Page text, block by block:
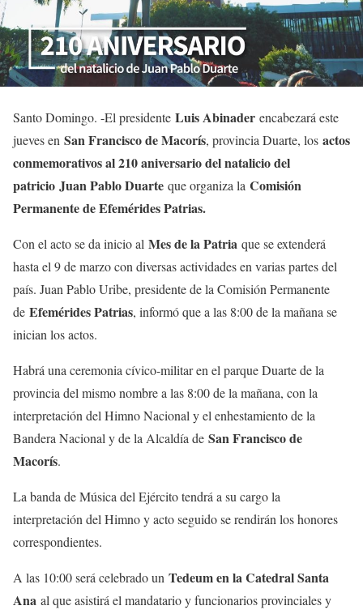
Santo Domingo. -El presidente Luis Abinader encabezará este
jueves en San Francisco de Macorís, provincia Duarte, los actos
conmemorativos al 210 aniversario del natalicio del
patricio Juan Pablo Duarte que organiza la Comisión
Permanente de Efemérides Patrias.
Con el acto se da inicio al Mes de la Patria que se extenderá
hasta el 9 de marzo con diversas actividades en varias partes del
país. Juan Pablo Uribe, presidente de la Comisión Permanente
de Efemérides Patrias, informó que a las 8:00 de la mañana se
inician los actos.
Habrá una ceremonia cívico-militar en el parque Duarte de la
provincia del mismo nombre a las 8:00 de la mañana, con la
interpretación del Himno Nacional y el enhestamiento de la
Bandera Nacional y de la Alcaldía de San Francisco de
Macorís.
La banda de Música del Ejército tendrá a su cargo la
interpretación del Himno y acto seguido se rendirán los honores
correspondientes.
A las 10:00 será celebrado un Tedeum en la Catedral Santa
Ana al que asistirá el mandatario y funcionarios provinciales y